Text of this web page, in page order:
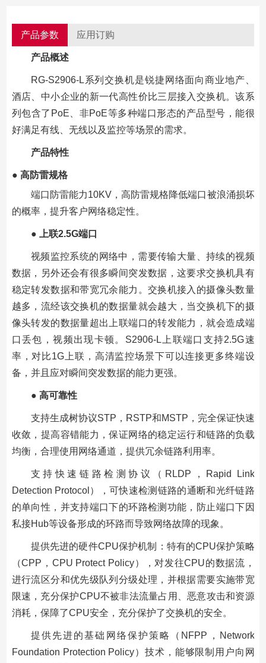
产品参数 应用订购
产品概述
RG-S2906-L系列交换机是锐捷网络面向商业地产、
酒店、中小企业的新一代高性价比三层接入交换机。该系
列包含了 PoE、非PoE等多种端口形态的产品型号，能很
好满足有线、无线以及监控等场景的需求。
产品特性
● 高防雷规格
端口防雷能力10KV ，高防雷规格降低端口被浪涌损坏
的概率，提升客户网络稳定性。
● 上联2.5G端口
视频监控系统的网络中，需要传输大量、持续的视频
数据，另外还会有很多瞬间突发数据，这要求交换机具有
稳定转发数据和带宽冗余能力。交换机接入的摄像头数量
越多，流经该交换机的数据量就会越大，当交换机下的摄
像头转发的数据量超出上联端口的转发能力，就会造成端
口丢包，视频出现卡顿。 S2906-L上联端口支持2.5G速
率，对比1G上联，高清监控场景下可以连接更多终端设
备，并且应对瞬间突发数据的能力更强。
● 高可靠性
支持生成树协议STP ， RSTP和MSTP ，完全保证快速
收敛，提高容错能力，保证网络的稳定运行和链路的负载
均衡，合理使用网络通道，提供冗余链路利用率。
支持快速链路检测协议（ RLDP ，
Rapid Link
Detection Protocol ），可快速检测链路的通断和光纤链路
的单向性，并支持端口下的环路检测功能，防止端口下因
私接Hub等设备形成的环路而导致网络故障的现象。
提供先进的硬件CPU保护机制：特有的CPU保护策略
（CPP ， CPU Protect Policy），对发往CPU的数据流，
进行流区分和优先级队列分级处理，并根据需要实施带宽
限速，充分保护CPU不被非法流量占用、恶意攻击和资源
消耗，保障了CPU安全，充分保护了交换机的安全。
提供先进的基础网络保护策略（ NFPP ，
Network
Foundation Protection Policy）技术，能够限制用户向网